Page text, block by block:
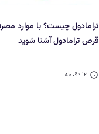
ترامادول چیست؟ با موارد
قرص ترامادول آشنا شوید
۱۲ دقیقه